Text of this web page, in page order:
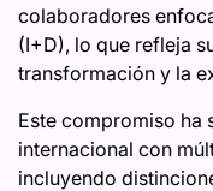
colaboradores
(I+D), lo que refleja
transformación y la
Este compromiso ha
internacional con
incluyendo